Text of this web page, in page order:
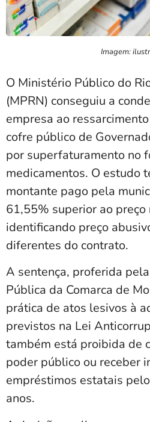
Imagem:
O Ministério Público do
(MPRN) conseguiu a
empresa ao
cofre público de
por superfaturamento no
medicamentos. O estudo
montante pago pela
61,55% superior ao
identificando preço
diferentes do contrato.
A sentença, proferida
Pública da Comarca de
prática de atos lesivos à
previstos na Lei
também está proibida de
poder público ou receber
empréstimos estatais
anos.